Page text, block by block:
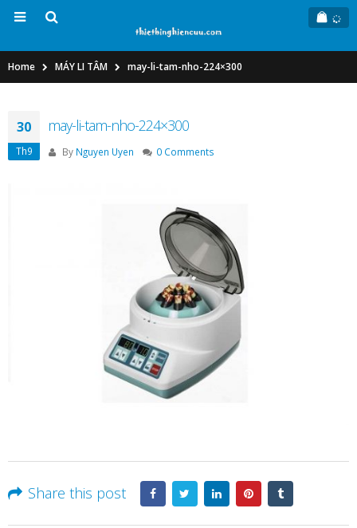
Home MÁY LI TÂM may-li-tam-nho-224×300
30
Th9
may-li-tam-nho-224×300
By Nguyen Uyen 0 Comments
Share this post